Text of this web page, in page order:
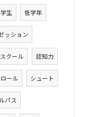
生 低学年
ッション
クール 認知力
ール シュート
パス